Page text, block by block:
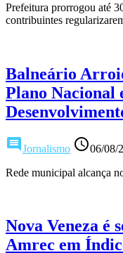
Prefeitura prorrogou até
contribuintes
Balneário
Plano Nacional
comment Jornalismo access_time06/08/
Rede municipal alcança
Nova Veneza é
Amrec em